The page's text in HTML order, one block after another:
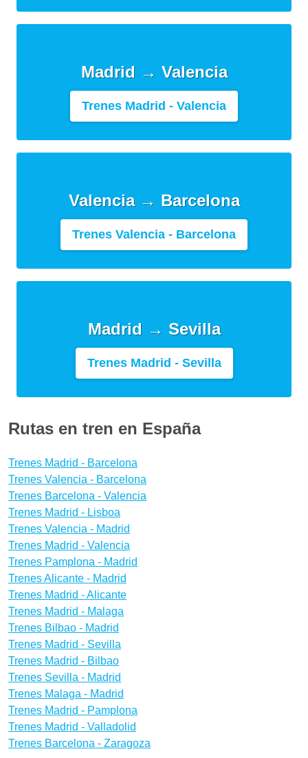
Madrid → Valencia
Trenes Madrid - Valencia
Valencia → Barcelona
Trenes Valencia - Barcelona
Madrid → Sevilla
Trenes Madrid - Sevilla
Rutas en tren en España
Trenes Madrid - Barcelona
Trenes Valencia - Barcelona
Trenes Barcelona - Valencia
Trenes Madrid - Lisboa
Trenes Valencia - Madrid
Trenes Madrid - Valencia
Trenes Pamplona - Madrid
Trenes Alicante - Madrid
Trenes Madrid - Alicante
Trenes Madrid - Malaga
Trenes Bilbao - Madrid
Trenes Madrid - Sevilla
Trenes Madrid - Bilbao
Trenes Sevilla - Madrid
Trenes Malaga - Madrid
Trenes Madrid - Pamplona
Trenes Madrid - Valladolid
Trenes Barcelona - Zaragoza